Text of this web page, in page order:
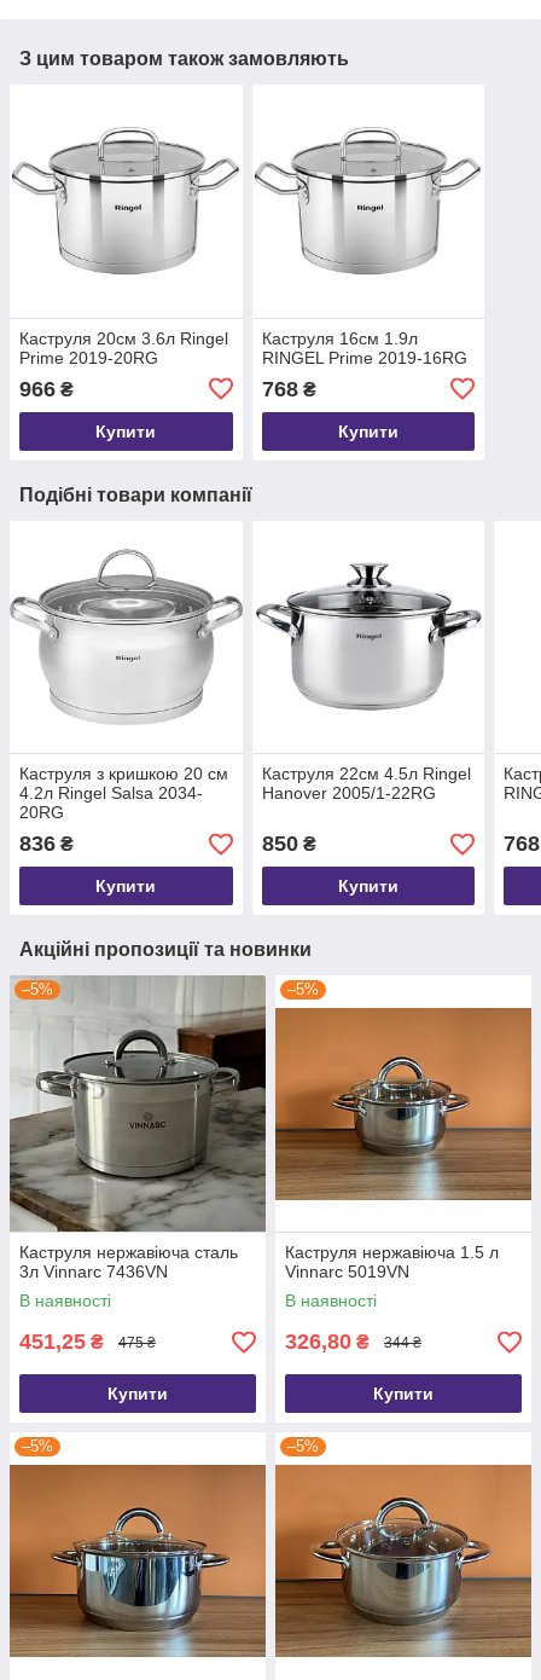
З цим товаром також замовляють
Каструля 20см 3.6л Ringel
Prime 2019-20RG
966 ₴
Купити
Каструля 16см 1.9л
RINGEL Prime 2019-16RG
768₴
Купити
Подібні товари компанії
Каструля з кришкою 20 см
4.2л Ringel Salsa 2034-
20RG
836 ₴
Купити
Каструля 22см 4.5л Ringel
Hanover 2005/1-22RG
850₴
Купити
768
Акційні пропозиції та новинки
–5%
Каструля нержавіюча сталь
3л Vinnarc 7436VN
В наявності
451,25 ₴ 475 ₴
Купити
–5%
Каструля нержавіюча 1.5 л
Vinnarc 5019VN
В наявності
326,80 ₴ 344 ₴
Купити
–5% –5%